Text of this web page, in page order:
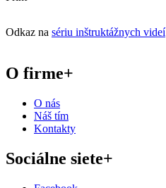
Odkaz na sériu inštruktážnych videí
O firme+
O nás
Náš tím
Kontakty
Sociálne siete+